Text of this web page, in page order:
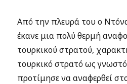
Από την πλευρά του ο
έκανε μια πολύ θερμή
τουρκικού στρατού,
τουρκικό στρατό ως
προτίμησε να αναφερθεί